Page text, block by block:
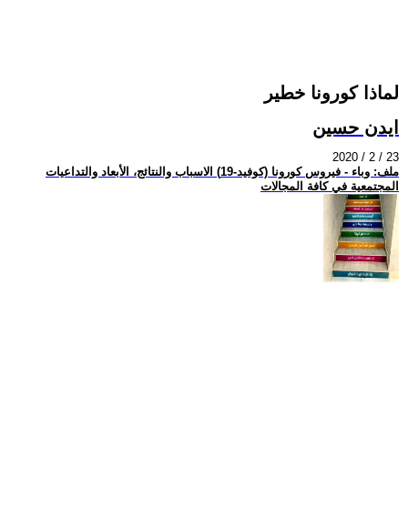
لماذا كورونا خطير
ايدن حسين
2020 / 2 / 23
ملف: وباء - فيروس كورونا (كوفيد-19) الاسباب والنتائج، الأبعاد والتداعيات
المجتمعية في كافة المجالات